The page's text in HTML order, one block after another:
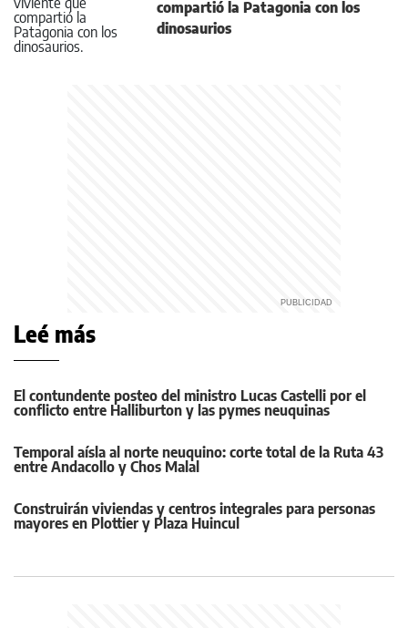
compartió la Patagonia con los
dinosaurios
Leé más
El contundente posteo del ministro Lucas Castelli por el
conflicto entre Halliburton y las pymes neuquinas
Temporal aísla al norte neuquino: corte total de la Ruta 43
entre Andacollo y Chos Malal
Construirán viviendas y centros integrales para personas
mayores en Plottier y Plaza Huincul